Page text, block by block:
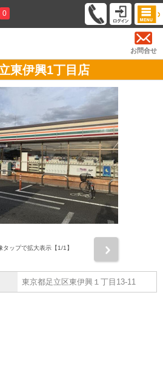
0
お問合せ
東伊興1丁目店
タップで拡大表示【1/1】
東京都足立区東伊興１丁目13-11